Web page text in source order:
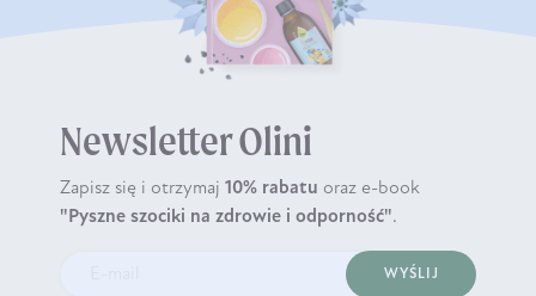
Newsletter Olini
Zapisz się i otrzymaj 10% rabatu oraz e-book
"Pyszne szociki na zdrowie i odporność".
WYŚLIJ